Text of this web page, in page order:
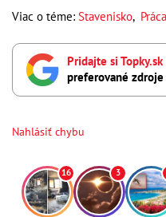
Viac o téme: Stavenisko, Práca
Pridajte si Topky.sk
preferované zdroje
Nahlásiť chybu
16 3